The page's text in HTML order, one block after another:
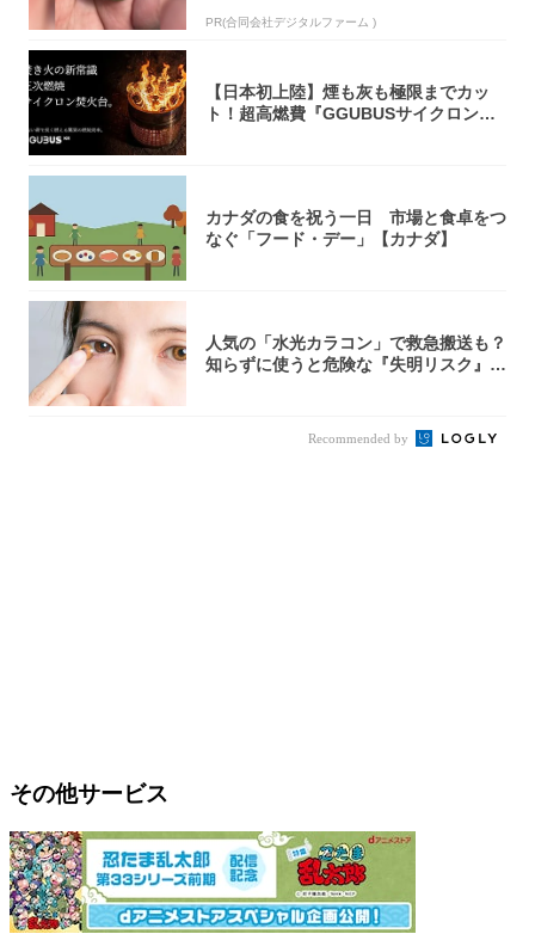
PR(合同会社デジタルファーム )
【日本初上陸】煙も灰も極限までカッ
ト！超高燃費『GGUBUSサイクロン焚
カナダの食を祝う一日 市場と食卓をつ
なぐ「フード・デー」【カナダ】
人気の「水光カラコン」で救急搬送も？
知らずに使うと危険な『失明リスク』と
Recommended by
その他サービス